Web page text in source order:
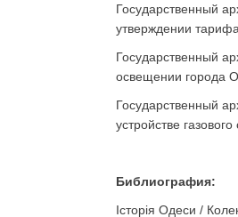
Государственный
утверждении
Государственный
освещении города
Государственный
устройстве
Библиография:
Історія Одеси /